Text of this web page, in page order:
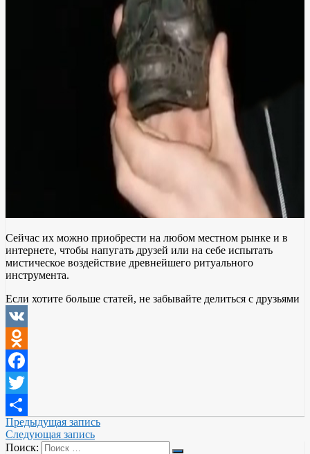
Сейчас их можно приобрести на любом местном рынке и в
интернете, чтобы напугать друзей или на себе испытать
мистическое воздействие древнейшего ритуального
инструмента.
Если хотите больше статей, не забывайте делиться с друзьями
VK
Odnoklassniki
Facebook
Twitter
Отправить
Предыдущая запись
Следующая запись
Поиск: